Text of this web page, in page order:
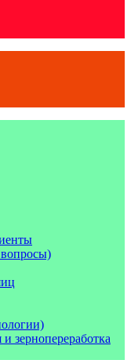
зернопереработка